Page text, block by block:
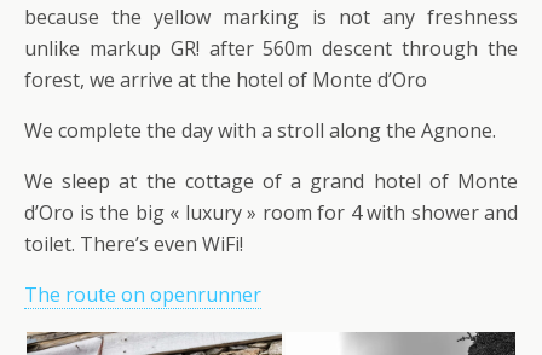
because the yellow marking is not any freshness
unlike markup GR! after 560m descent through the
forest, we arrive at the hotel of Monte d’Oro
We complete the day with a stroll along the Agnone.
We sleep at the cottage of a grand hotel of Monte
d’Oro is the big « luxury » room for 4 with shower and
toilet. There’s even WiFi!
The route on openrunner